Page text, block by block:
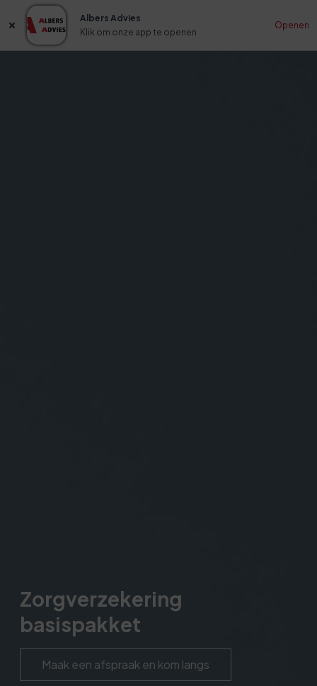
Albers Advies
Klik om onze app te openen
Openen
Zorgverzekering
basispakket
Maak een afspraak en kom langs